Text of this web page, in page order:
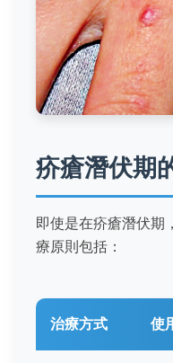
疥瘡潛伏期
即使是在疥瘡潛伏期
療原則包括：
治療方式 使